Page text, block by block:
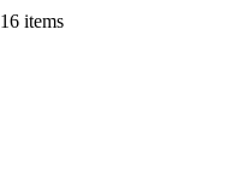
16 items